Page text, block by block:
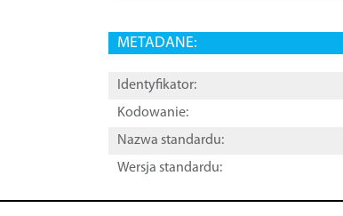
METADANE:
Identyfikator:
Kodowanie:
Nazwa standardu:
Wersja standardu: